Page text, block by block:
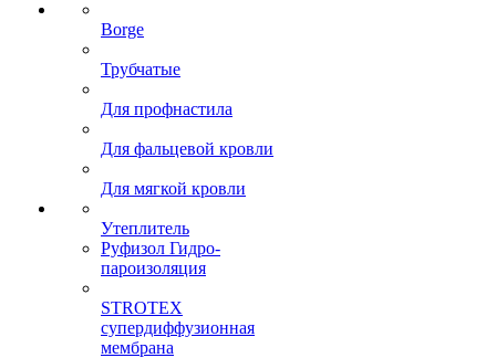
Borge
Трубчатые
Для профнастила
Для фальцевой кровли
Для мягкой кровли
Утеплитель
Руфизол Гидро-
пароизоляция
STROTEX
супердиффузионная
мембрана